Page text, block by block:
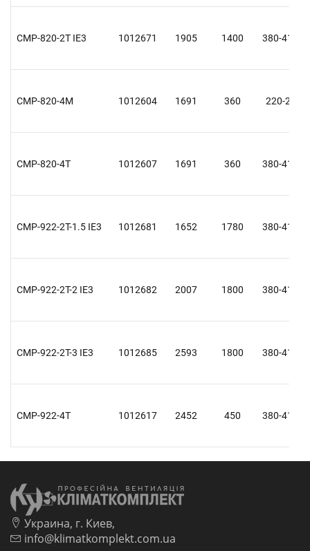
CMP-820-2T IE3 1012671 1905 1400 380-415 Y
CMP-820-4M 1012604 1691 360 220-240
CMP-820-4T 1012607 1691 360 380-415 Y
CMP-922-2T-1.5 IE3 1012681 1652 1780 380-415 Y
CMP-922-2T-2 IE3 1012682 2007 1800 380-415 Y
CMP-922-2T-3 IE3 1012685 2593 1800 380-415 Y
CMP-922-4T 1012617 2452 450 380-415 Y
Украина, г. Киев,
info@klimatkomplekt.com.ua